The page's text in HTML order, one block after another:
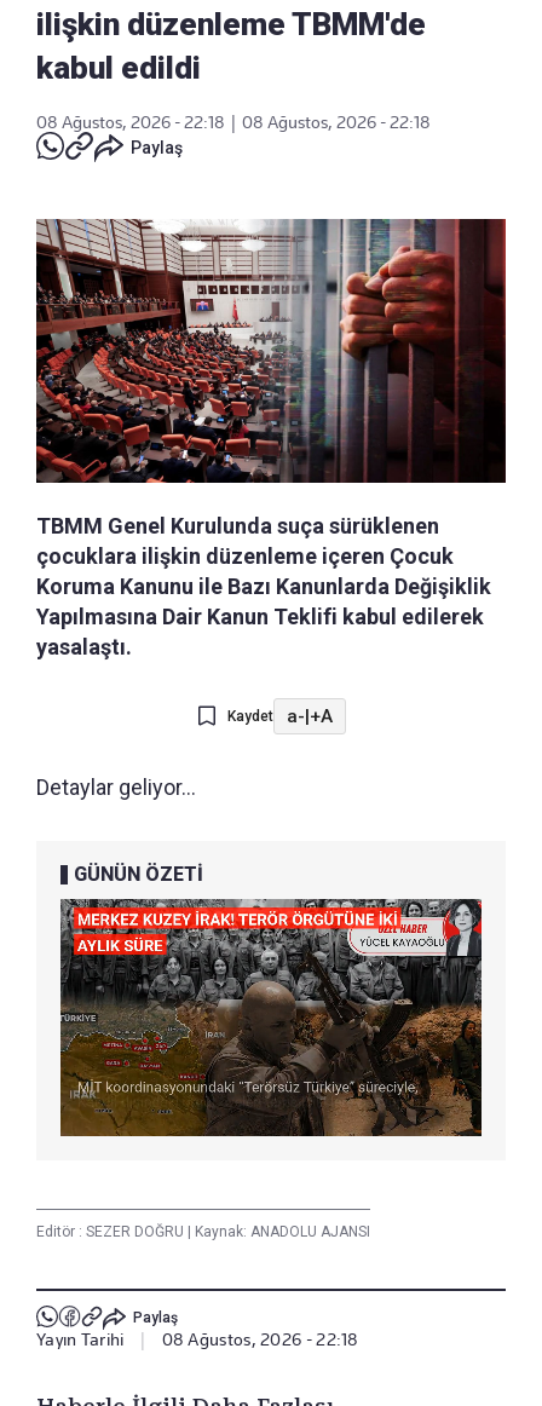
ilişkin düzenleme TBMM'de
kabul edildi
08 Ağustos, 2026 - 22:18
08 Ağustos, 2026 - 22:18
Paylaş
TBMM Genel Kurulunda suça sürüklenen
çocuklara ilişkin düzenleme içeren Çocuk
Koruma Kanunu ile Bazı Kanunlarda Değişiklik
Yapılmasına Dair Kanun Teklifi kabul edilerek
yasalaştı.
Kaydet a-|+A
Detaylar geliyor...
GÜNÜN ÖZETİ
Editör : SEZER DOĞRU | Kaynak: ANADOLU AJANSI
Paylaş
Yayın Tarihi 08 Ağustos, 2026 - 22:18